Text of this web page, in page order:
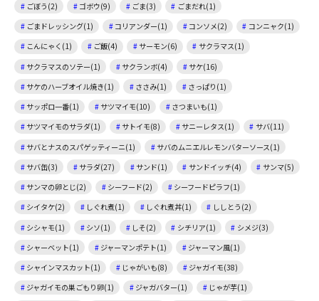
ごぼう(2)
ゴボウ(9) ごま(3)
ごまだれ(1)
ごまドレッシング(1)
コリアンダー(1) コンソメ(2)
コンニャク(1)
こんにゃく(1)
ご飯(4) サーモン(6)
サクラマス(1)
サクラマスのソテー(1)
サクランボ(4)
サケ(16)
サケのハーブオイル焼き(1)
ささみ(1)
さっぱり(1)
サッポロ一番(1)
サツマイモ(10)
さつまいも(1)
サツマイモのサラダ(1)
サトイモ(8) サニーレタス(1)
サバ(11)
サバとナスのスパゲッティーニ(1)
サバのムニエルレモンバターソース(1)
サバ缶(3)
サラダ(27) サンド(1) サンドイッチ(4)
サンマ(5)
サンマの卵とじ(2)
シーフード(2)
シーフードピラフ(1)
シイタケ(2)
しぐれ煮(1) しぐれ煮丼(1)
ししとう(2)
シシャモ(1)
シソ(1) しそ(2) シチリア(1)
シメジ(3)
シャーベット(1)
ジャーマンポテト(1)
ジャーマン風(1)
シャインマスカット(1)
じゃがいも(8)
ジャガイモ(38)
ジャガイモの巣ごもり卵(1)
ジャガバター(1)
じゃが芋(1)